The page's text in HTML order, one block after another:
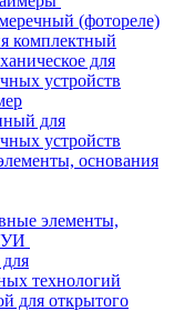
(фотореле)
комплектный
для
устройств
для
устройств
основания
элементы,
технологий
для открытого